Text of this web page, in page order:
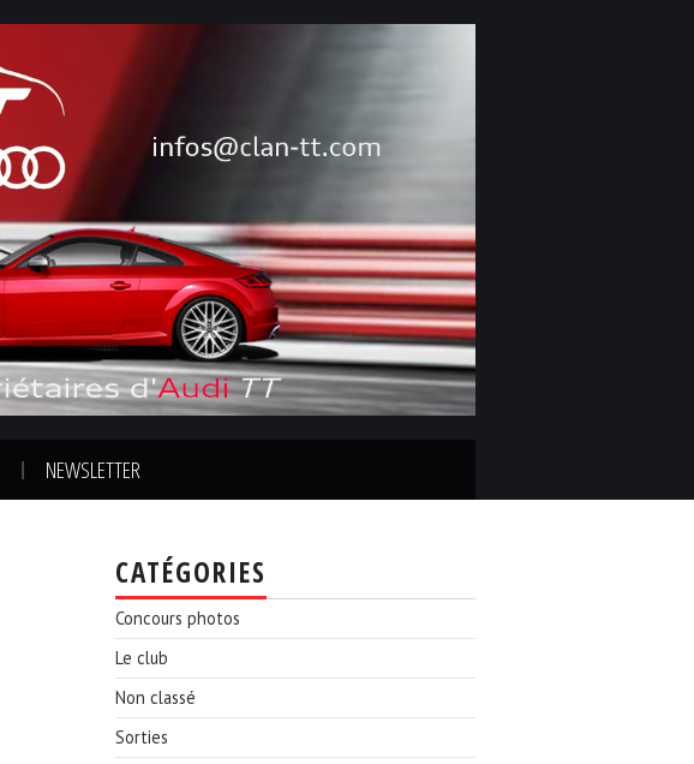
NEWSLETTER
CATÉGORIES
Concours photos
Le club
Non classé
Sorties